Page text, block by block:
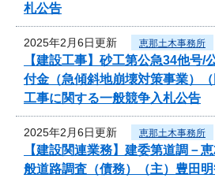
札公告
2025年2月6日更新 恵那土木事務所
【建設工事】砂工第公急34他号
付金（急傾斜地崩壊対策事業）（
工事に関する一般競争入札公告
2025年2月6日更新 恵那土木事務所
【建設関連業務】建委第道調－
般道路調査（債務）（主）豊田